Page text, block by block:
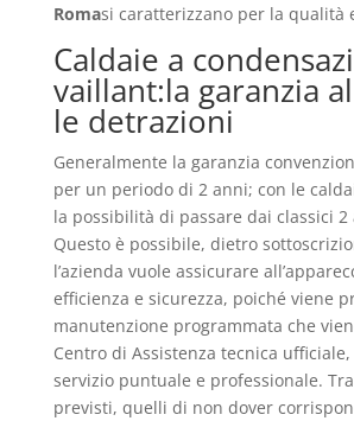
Romasi caratterizzano per la qualità
Caldaie a
vaillant:la garanzia
le detrazioni
Generalmente la garanzia
per un periodo di 2 anni; con le
la possibilità di passare dai classici 2
Questo è possibile, dietro
l’azienda vuole assicurare
efficienza e sicurezza, poiché viene
manutenzione programmata che
Centro di Assistenza tecnica
servizio puntuale e professionale.
previsti, quelli di non dover